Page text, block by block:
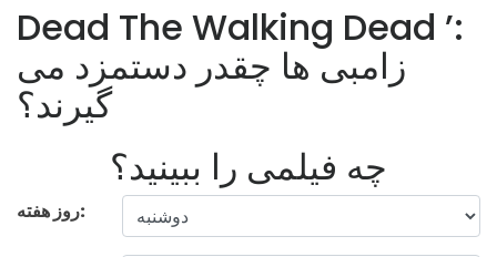
Dead The Walking Dead ’:
زامبی ها چقدر دستمزد می
گیرند؟
چه فیلمی را ببینید؟
روز هفته: